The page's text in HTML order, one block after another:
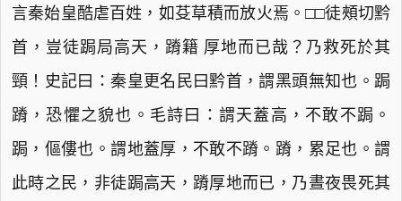
言秦始皇酷虐百姓，如芟草積而放火焉。□□徒頰切黔
首，豈徒跼局高天，蹐籍 厚地而已哉？乃救死於其
頸！史記曰：秦皇更名民曰黔首，謂黑頭無知也。跼
蹐，恐懼之貌也。毛詩曰：謂天蓋高，不敢不跼。
跼，傴僂也。謂地蓋厚，不敢不蹐。蹐，累足也。謂
此時之民，非徒跼高天，蹐厚地而已，乃晝夜畏死其